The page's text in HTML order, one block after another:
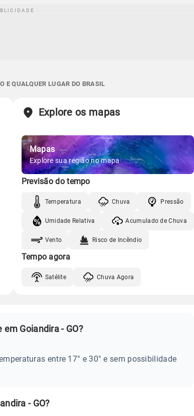
E QUALQUER LUGAR DO BRASIL
Explore os mapas
Mapas
Explore sua região no mapa
Previsão do tempo
Temperatura Chuva Pressão
Umidade Relativa Acumulado de Chuva
Vento Risco de Incêndio
Tempo agora
Satélite Chuva Agora
Goiandira - GO?
entre 17° e 30° e sem possibilidade
- GO?